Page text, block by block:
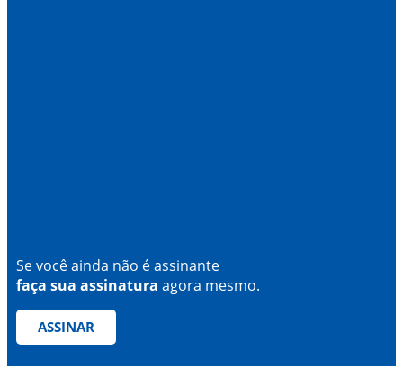
Se você ainda não é assinante
faça sua assinatura agora mesmo.
ASSINAR